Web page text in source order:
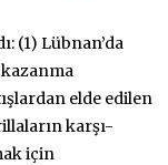
(1) Lübnan’da
elde edilen
karşı-
için